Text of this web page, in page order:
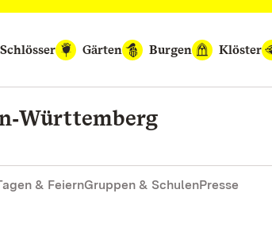
Schlösser
Gärten Burgen Klöster
& FeiernGruppen & SchulenPresse